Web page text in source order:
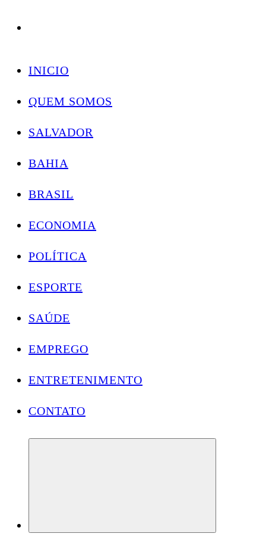
Skip
INICIO
QUEM SOMOS
SALVADOR
BAHIA
BRASIL
ECONOMIA
POLÍTICA
ESPORTE
SAÚDE
EMPREGO
ENTRETENIMENTO
CONTATO